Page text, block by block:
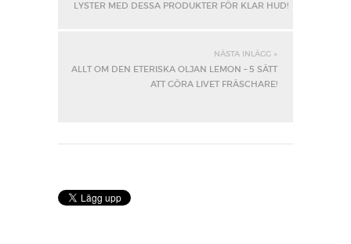
LYSTER MED DESSA PRODUKTER FÖR KLAR HUD!
NÄSTA INLÄGG »
ALLT OM DEN ETERISKA OLJAN LEMON – 5 SÄTT
ATT GÖRA LIVET FRÄSCHARE!